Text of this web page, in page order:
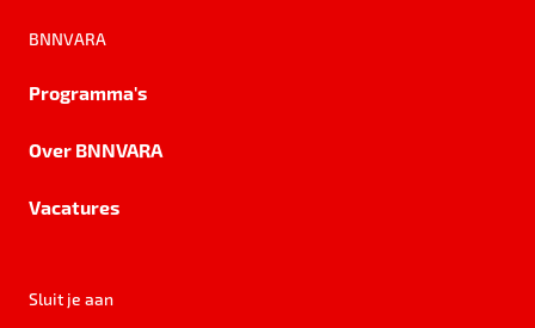
BNNVARA
Programma's
Over BNNVARA
Vacatures
Sluit je aan